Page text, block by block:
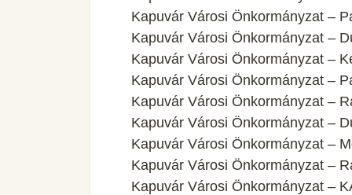
Kapuvár Városi Önkormányzat –
Kapuvár Városi Önkormányzat –
Kapuvár Városi Önkormányzat –
Kapuvár Városi Önkormányzat –
Kapuvár Városi Önkormányzat –
Kapuvár Városi Önkormányzat –
Kapuvár Városi Önkormányzat –
Kapuvár Városi Önkormányzat –
Kapuvár Városi Önkormányzat –